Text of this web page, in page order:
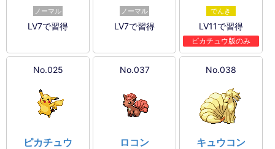
ノーマル
LV7で習得
ノーマル
LV7で習得
でんき
LV11で習得
ピカチュウ版のみ
No.025
ピカチュウ
No.037
ロコン
No.038
キュウコン